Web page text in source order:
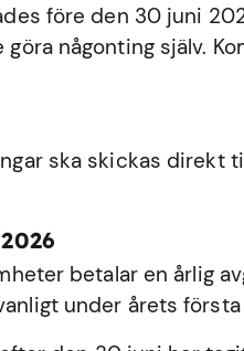
före den 30 juni
någonting själv.
ska skickas direkt
betalar en årlig
under årets första